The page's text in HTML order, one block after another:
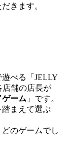
きます。
べる「JELLY
店舗の店長が
ーム 」です。
踏まえて選ぶ
のゲームでし